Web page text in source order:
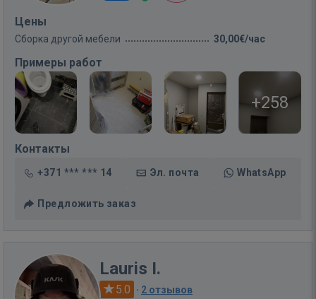
Цены
Сборка другой мебели 30,00€/час
Примеры работ
+258
Контакты
+371 *** *** 14 Эл. почта WhatsApp
Предложить заказ
Lauris I.
5.0 · 2 отзывов